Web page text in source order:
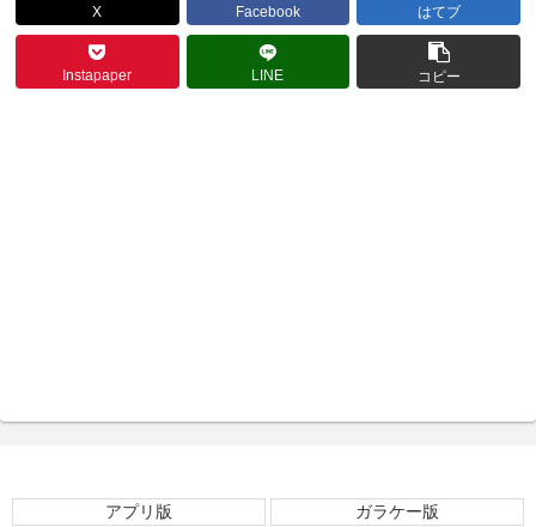
X Facebook はてブ
Instapaper LINE コピー
アプリ版 ガラケー版